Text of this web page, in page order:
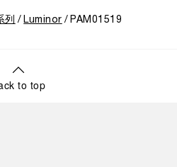
列 Luminor PAM01519
to top